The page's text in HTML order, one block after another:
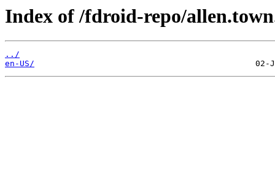
Index of /fdroid-repo/
../
en-US/